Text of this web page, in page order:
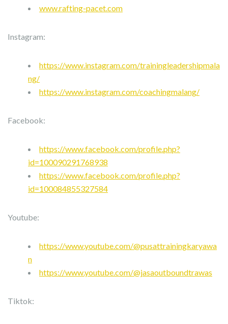
www.rafting-pacet.com
Instagram:
https://www.instagram.com/trainingleadershipmala
ng/
https://www.instagram.com/coachingmalang/
Facebook:
https://www.facebook.com/profile.php?
id=100090291768938
https://www.facebook.com/profile.php?
id=100084855327584
Youtube:
https://www.youtube.com/@pusattrainingkaryawa
n
https://www.youtube.com/@jasaoutboundtrawas
Tiktok: